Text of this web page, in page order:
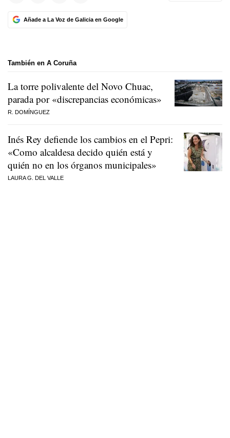
Añade a La Voz de Galicia en Google
También en A Coruña
La torre polivalente del Novo Chuac,
parada por «discrepancias económicas»
R. DOMÍNGUEZ
Inés Rey defiende los cambios en el Pepri:
«Como alcaldesa decido quién está y
quién no en los órganos municipales»
LAURA G. DEL VALLE